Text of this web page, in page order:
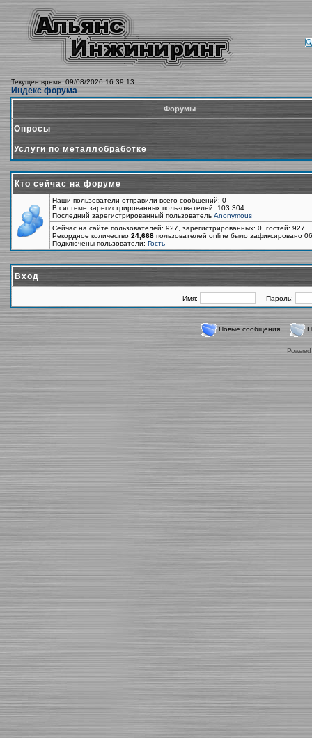
Текущее время: 09/08/2026 16:39:13
Индекс форума
Форумы
Опросы
Услуги по металлобработке
Кто сейчас на форуме
Наши пользователи отправили всего сообщений: 0
В системе зарегистрированных пользователей: 103,304
Последний зарегистрированный пользователь Anonymous
Сейчас на сайте пользователей: 927, зарегистрированных: 0, гостей:
Рекордное количество 24,668 пользователей online было зафиксировано
Подключены пользователи: Гость
Вход
Имя: Пароль:
Новые сообщения